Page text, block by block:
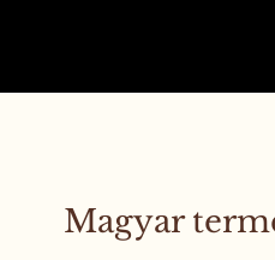
Magyar